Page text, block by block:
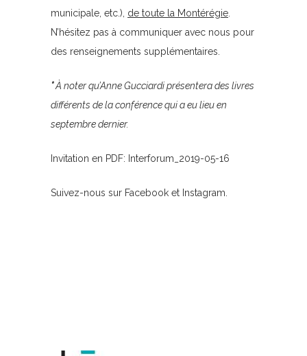
municipale, etc.), de toute la Montérégie
N’hésitez pas à communiquer avec nous pour
des renseignements supplémentaires.
*À noter qu’Anne Gucciardi présentera des livres
différents de la conférence qui a eu lieu en
septembre dernier.
Invitation en PDF: Interforum_2019-05-16
Suivez-nous sur Facebook et Instagram